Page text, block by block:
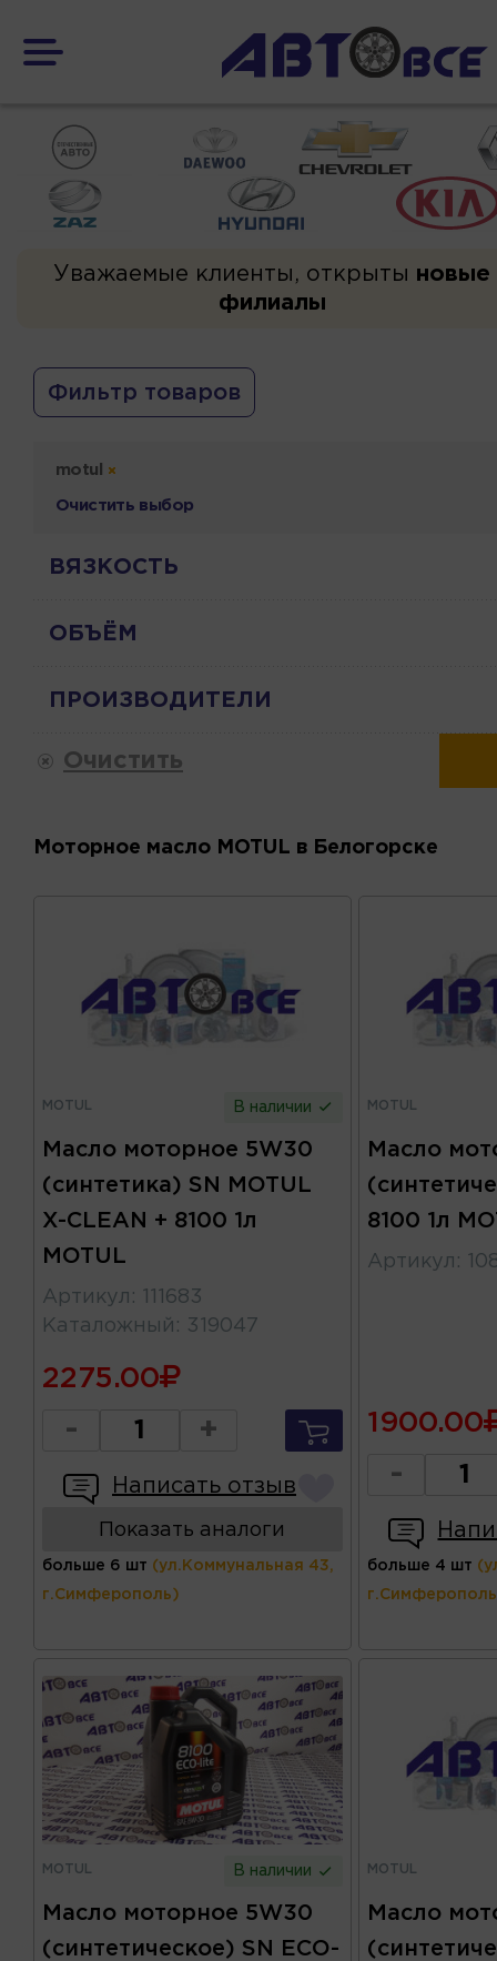
Уважаемые клиенты, открыты новые
филиалы
Фильтр товаров
motul
Очистить выбор
ВЯЗКОСТЬ
ОБЪЁМ
ПРОИЗВОДИТЕЛИ
Очистить
Моторное масло MOTUL в Белогорске
MOTUL В наличии
Масло моторное 5W30
(синтетика) SN MOTUL
X-CLEAN + 8100 1л
MOTUL
Артикул :
111683
Каталожный : 319047
2275.00
- +
Написать отзыв
Показать аналоги
больше 6 шт (ул.Коммунальная 43,
г.Симферополь)
MOTUL
Масло
8100 1л
Артикул :
1900.00
-
больше 4 шт
MOTUL В наличии
Масло моторное 5W30
(синтетическое) SN ECO-
MOTUL
Масло